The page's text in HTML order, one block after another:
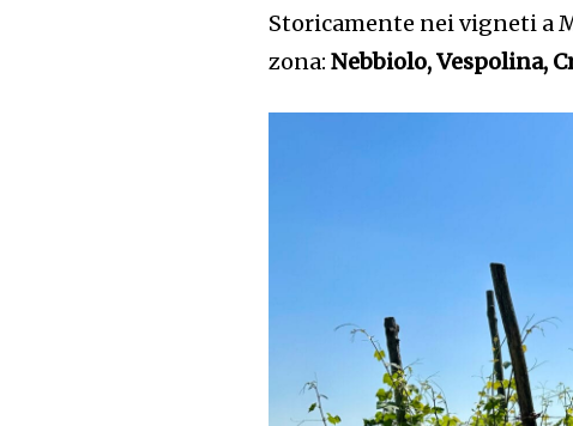
Storicamente nei vigneti a
zona:Nebbiolo, Vespolina,